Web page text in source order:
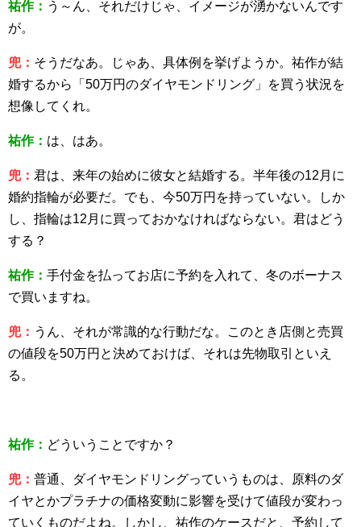
祐作： う～ん、それだけじゃ、イメージが湧かないんです
が。
兜： そうだなあ。じゃあ、具体例を挙げようか。祐作が結
婚するから「50万円のダイヤモンドリング」を買う状況を
想像してくれ。
祐作： は、はあ。
兜： 君は、来年の始めに彼女と結婚する。半年後の12月に
婚約指輪が必要だ。でも、今50万円を持っていない。しか
し、指輪は12月に買っておかなければならない。君はどう
する？
祐作： 手付金を払ってお店に予約を入れて、冬のボーナス
で買いますね。
兜： うん、それが常識的な行動だな。このとき店側と売買
の値段を50万円と決めておけば、それは先物取引といえ
る。
祐作： どういうことですか？
兜： 普通、ダイヤモンドリングっていうものは、原料のダ
イヤとかプラチナの価格変動に影響を受けて値段が変わっ
ていくものだよね。しかし、祐作のケースだと、予約して